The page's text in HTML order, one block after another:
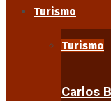
Turismo
Turismo
Carlos